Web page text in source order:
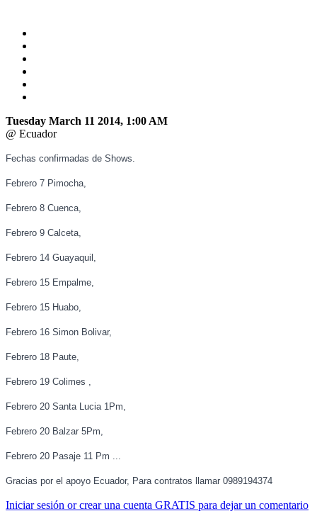
Tuesday March 11 2014, 1:00 AM
@ Ecuador
Fechas confirmadas de Shows.
Febrero 7 Pimocha,
Febrero 8 Cuenca,
Febrero 9 Calceta,
Febrero 14 Guayaquil,
Febrero 15 Empalme,
Febrero 15 Huabo,
Febrero 16 Simon Bolivar,
Febrero 18 Paute,
Febrero 19 Colimes ,
Febrero 20 Santa Lucia 1Pm,
Febrero 20 Balzar 5Pm,
Febrero 20 Pasaje 11 Pm ...
Gracias por el apoyo Ecuador, Para contratos llamar 0989194374
Iniciar sesión or crear una cuenta GRATIS para dejar un comentario